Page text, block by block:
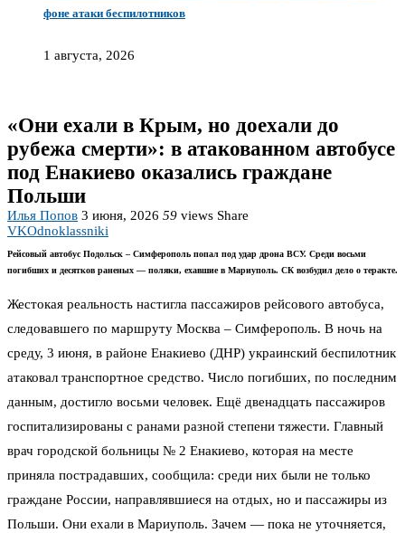
фоне атаки беспилотников
1 августа, 2026
«Они ехали в Крым, но доехали до
рубежа смерти»: в атакованном автобусе
под Енакиево оказались граждане
Польши
Илья Попов 3 июня, 2026 59 views Share
VKOdnoklassniki
Рейсовый автобус Подольск – Симферополь попал под удар дрона ВСУ. Среди восьми
погибших и десятков раненых — поляки, ехавшие в Мариуполь. СК возбудил дело о теракте.
Жестокая реальность настигла пассажиров рейсового автобуса,
следовавшего по маршруту Москва – Симферополь. В ночь на
среду, 3 июня, в районе Енакиево (ДНР) украинский беспилотник
атаковал транспортное средство. Число погибших, по последним
данным, достигло восьми человек. Ещё двенадцать пассажиров
госпитализированы с ранами разной степени тяжести. Главный
врач городской больницы № 2 Енакиево, которая на месте
приняла пострадавших, сообщила: среди них были не только
граждане России, направлявшиеся на отдых, но и пассажиры из
Польши. Они ехали в Мариуполь. Зачем — пока не уточняется,